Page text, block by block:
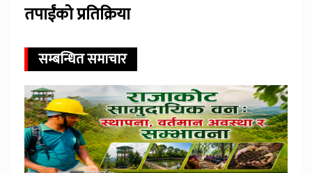
तपाईंको प्रतिक्रिया
सम्बन्धित समाचार